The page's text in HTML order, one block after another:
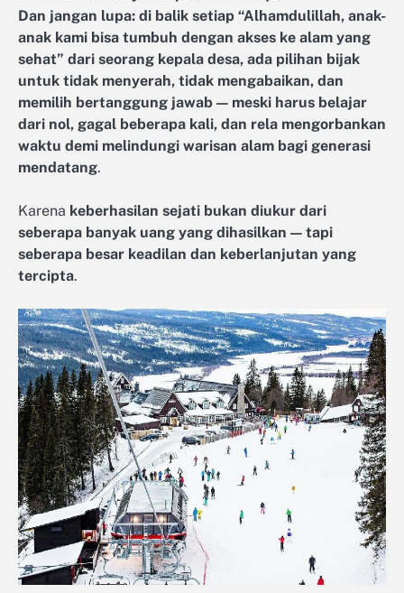
Dan jangan lupa: di balik setiap “Alhamdulillah, anak-
anak kami bisa tumbuh dengan akses ke alam yang
sehat” dari seorang kepala desa, ada pilihan bijak
untuk tidak menyerah, tidak mengabaikan, dan
memilih bertanggung jawab — meski harus belajar
dari nol, gagal beberapa kali, dan rela mengorbankan
waktu demi melindungi warisan alam bagi generasi
mendatang.
Karena keberhasilan sejati bukan diukur dari
seberapa banyak uang yang dihasilkan — tapi
seberapa besar keadilan dan keberlanjutan yang
tercipta.